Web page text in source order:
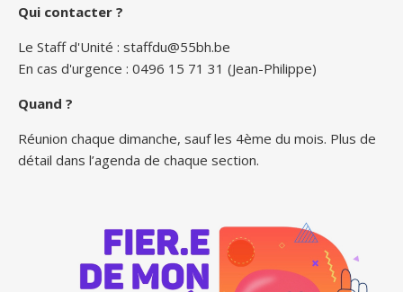
Qui contacter ?
Le Staff d'Unité : staffdu@55bh.be
En cas d'urgence : 0496 15 71 31 (Jean-Philippe)
Quand ?
Réunion chaque dimanche, sauf les 4ème du mois. Plus de
détail dans l’agenda de chaque section.